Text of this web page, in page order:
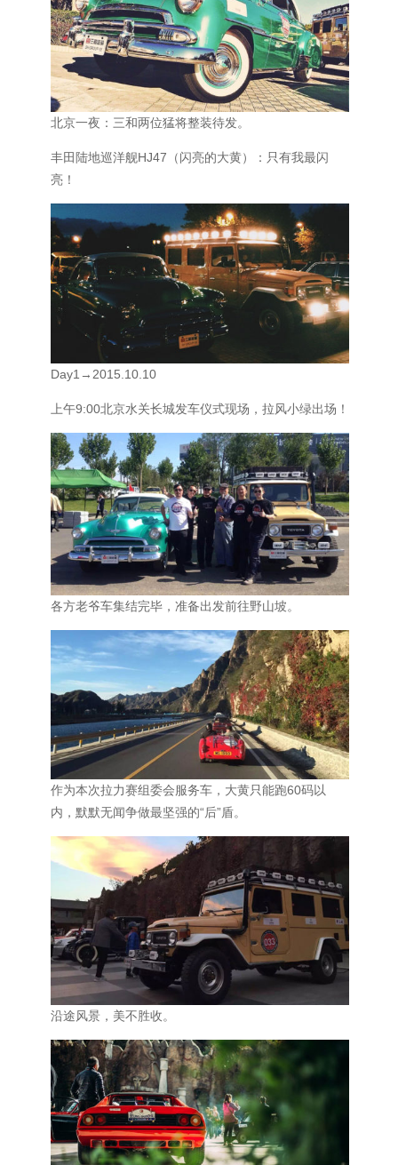
北京一夜：三和两位猛将整装待发。
丰田陆地巡洋舰HJ47（闪亮的大黄）：只有我最闪
亮！
Day1→2015.10.10
上午9:00北京水关长城发车仪式现场，拉风小绿出场！
各方老爷车集结完毕，准备出发前往野山坡。
作为本次拉力赛组委会服务车，大黄只能跑60码以
内，默默无闻争做最坚强的“后”盾。
沿途风景，美不胜收。